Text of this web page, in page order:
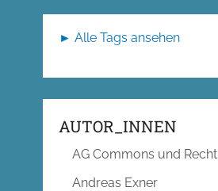
► Alle Tags ansehen
AUTOR_INNEN
AG Commons und Recht
Andreas Exner